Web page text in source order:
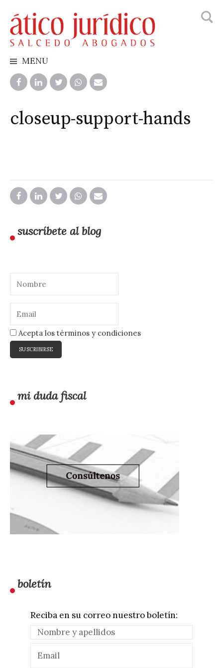
to
content
MENU
closeup-support-hands
suscríbete al blog
Acepta los términos y condiciones
mi duda fiscal
boletín
Reciba en su correo nuestro boletín: